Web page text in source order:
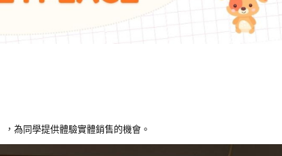
，為同學提供體驗實體銷售的機會。